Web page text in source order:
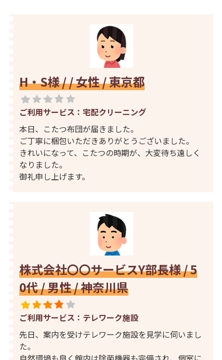
H・S様 / / 女性 / 東京都
ご利用サービス：宅配クリーニング
本日、こたつ布団が届きました。
ご丁寧に梱包いただきありがとうございました。
きれいになって、こたつの時期が、大変待ち遠しく
なりました。
御礼申し上げます。
株式会社〇〇サービスY部長様 / 5
0代 / 男性 / 神奈川県
ご利用サービス：テレワーク施設
先日、案内を受けテレワーク施設を見学に伺いまし
た。